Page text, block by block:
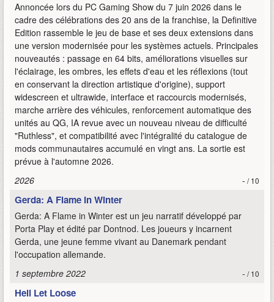
Annoncée lors du PC Gaming Show du 7 juin 2026 dans le
cadre des célébrations des 20 ans de la franchise, la Definitive
Edition rassemble le jeu de base et ses deux extensions dans
une version modernisée pour les systèmes actuels. Principales
nouveautés : passage en 64 bits, améliorations visuelles sur
l'éclairage, les ombres, les effets d'eau et les réflexions (tout
en conservant la direction artistique d'origine), support
widescreen et ultrawide, interface et raccourcis modernisés,
marche arrière des véhicules, renforcement automatique des
unités au QG, IA revue avec un nouveau niveau de difficulté
"Ruthless", et compatibilité avec l'intégralité du catalogue de
mods communautaires accumulé en vingt ans. La sortie est
prévue à l'automne 2026.
2026
- / 10
Gerda: A Flame in Winter
Gerda: A Flame in Winter est un jeu narratif développé par
Porta Play et édité par Dontnod. Les joueurs y incarnent
Gerda, une jeune femme vivant au Danemark pendant
l'occupation allemande.
1 septembre 2022
- / 10
Hell Let Loose